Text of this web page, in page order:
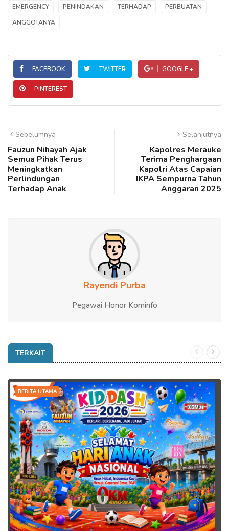
EMERGENCY
PENINDAKAN TERHADAP
PERBUATAN
ANGGOTANYA
FACEBOOK TWITTER GOOGLE +
PINTEREST
Sebelumnya
Fauzun Nihayah Ajak
Semua Pihak Terus
Meningkatkan
Perlindungan
Terhadap Anak
Selanjutnya
Kapolres Merauke
Terima Penghargaan
Kapolri Atas Capaian
IKPA Sempurna Tahun
Anggaran 2025
Rayendi Purba
Pegawai Honor Kominfo
TERKAIT
BERITA UTAMA